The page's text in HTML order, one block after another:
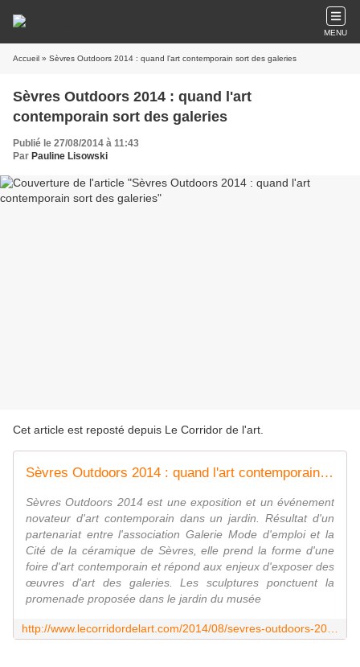
MENU
Accueil » Sèvres Outdoors 2014 : quand l'art contemporain sort des galeries
Sèvres Outdoors 2014 : quand l'art
contemporain sort des galeries
Publié le 27/08/2014 à 11:43
Par Pauline Lisowski
Cet article est reposté depuis Le Corridor de l'art
Sèvres Outdoors 2014 : quand l'art contemporain sort des galeries
Sèvres Outdoors 2014 est une exposition et un événement
novateur d'art contemporain dans un jardin. Résultat d'un
partenariat entre l'association Galerie Mode d'emploi et la
Cité de la céramique de Sèvres, elle prend la forme d'une
foire d'art contemporain et répond aux enjeux d'exposer des
œuvres d'art des galeries. Les sculptures ponctuent la
promenade proposée dans le jardin du musée